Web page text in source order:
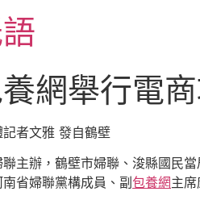
網舉行電
者文雅 發自鶴壁
主辦，鶴壁市婦聯、浚縣國民
省婦聯黨構成員、副包養網主